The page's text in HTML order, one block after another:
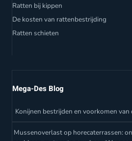
Ratten bij kippen
De kosten van rattenbestrijding
Ratten schieten
Mega-Des Blog
Konijnen bestrijden en voorkomen van
Mussenoverlast op horecaterrassen: